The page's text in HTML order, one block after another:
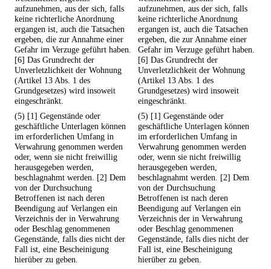
aufzunehmen, aus der sich, falls
keine richterliche Anordnung
ergangen ist, auch die Tatsachen
ergeben, die zur Annahme einer
Gefahr im Verzuge geführt haben.
[6] Das Grundrecht der
Unverletzlichkeit der Wohnung
(Artikel 13 Abs. 1 des
Grundgesetzes) wird insoweit
eingeschränkt.
aufzunehmen, aus der sich, falls
keine richterliche Anordnung
ergangen ist, auch die Tatsachen
ergeben, die zur Annahme einer
Gefahr im Verzuge geführt haben.
[6] Das Grundrecht der
Unverletzlichkeit der Wohnung
(Artikel 13 Abs. 1 des
Grundgesetzes) wird insoweit
eingeschränkt.
(5) [1] Gegenstände oder
geschäftliche Unterlagen können
im erforderlichen Umfang in
Verwahrung genommen werden
oder, wenn sie nicht freiwillig
herausgegeben werden,
beschlagnahmt werden. [2] Dem
von der Durchsuchung
Betroffenen ist nach deren
Beendigung auf Verlangen ein
Verzeichnis der in Verwahrung
oder Beschlag genommenen
Gegenstände, falls dies nicht der
Fall ist, eine Bescheinigung
hierüber zu geben.
(5) [1] Gegenstände oder
geschäftliche Unterlagen können
im erforderlichen Umfang in
Verwahrung genommen werden
oder, wenn sie nicht freiwillig
herausgegeben werden,
beschlagnahmt werden. [2] Dem
von der Durchsuchung
Betroffenen ist nach deren
Beendigung auf Verlangen ein
Verzeichnis der in Verwahrung
oder Beschlag genommenen
Gegenstände, falls dies nicht der
Fall ist, eine Bescheinigung
hierüber zu geben.